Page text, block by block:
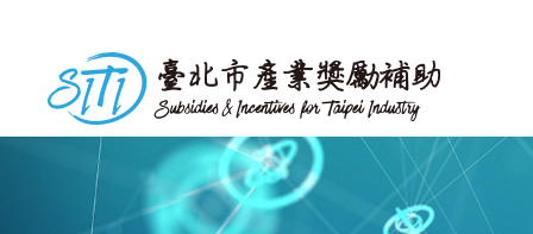
內
台北市產業獎勵補助